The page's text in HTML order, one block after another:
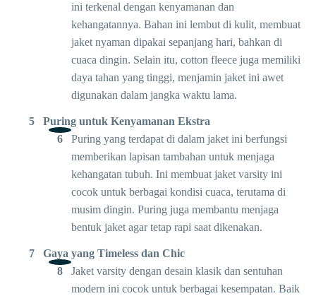
ini terkenal dengan kenyamanan dan
kehangatannya. Bahan ini lembut di kulit, membuat
jaket nyaman dipakai sepanjang hari, bahkan di
cuaca dingin. Selain itu, cotton fleece juga memiliki
daya tahan yang tinggi, menjamin jaket ini awet
digunakan dalam jangka waktu lama.
Puring untuk Kenyamanan Ekstra
Puring yang terdapat di dalam jaket ini berfungsi
memberikan lapisan tambahan untuk menjaga
kehangatan tubuh. Ini membuat jaket varsity ini
cocok untuk berbagai kondisi cuaca, terutama di
musim dingin. Puring juga membantu menjaga
bentuk jaket agar tetap rapi saat dikenakan.
Gaya yang Timeless dan Chic
Jaket varsity dengan desain klasik dan sentuhan
modern ini cocok untuk berbagai kesempatan. Baik